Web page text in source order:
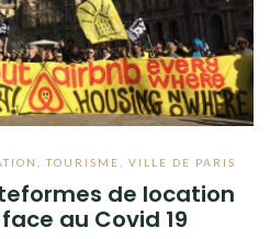
,TOURISME VILLE DE PARIS
de location
au Covid 19